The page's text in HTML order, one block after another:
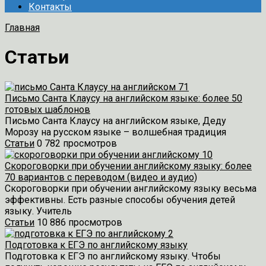
Контакты
Главная
Статьи
Письмо Санта Клаусу на английском языке: более 50
готовых шаблонов
Письмо Санта Клаусу на английском языке, Деду
Морозу на русском языке – волшебная традиция
Статьи 0 782 просмотров
Скороговорки при обучении английскому языку: более
70 вариантов с переводом (видео и аудио)
Скороговорки при обучении английскому языку весьма
эффективны. Есть разные способы обучения детей
языку. Учитель
Статьи 10 886 просмотров
Подготовка к ЕГЭ по английскому языку
Подготовка к ЕГЭ по английскому языку. Чтобы